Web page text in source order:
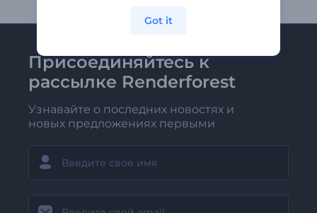
Присоединяйтесь к
рассылке Renderforest
Узнавайте о последних новостях и
новых предложениях первыми
Got it